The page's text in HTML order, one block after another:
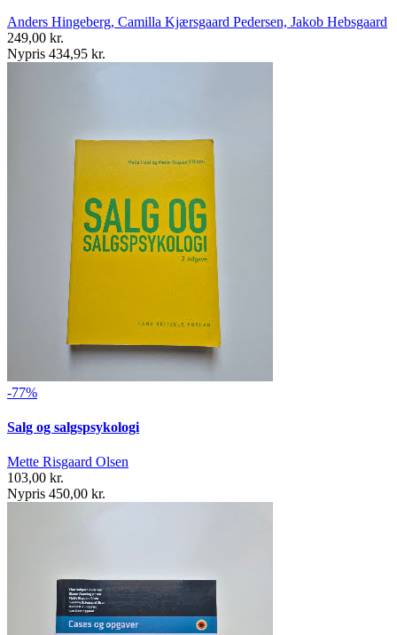
Anders Hingeberg, Camilla Kjærsgaard Pedersen, Jakob Hebsgaard
249,00 kr.
Nypris 434,95 kr.
-77%
Salg og salgspsykologi
Mette Risgaard Olsen
103,00 kr.
Nypris 450,00 kr.